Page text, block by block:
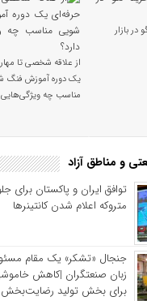
در بازار
از علاقه شخصی تا
یک دوره آموزش فنگ
مناسب چه ویژگی‌هایی
و مناطق آزاد
توافق ایران و پاکستان برای
متروکه اعلام شدن کانتینرها
جنجال «تشکر» یک مقام
زبان صنعتگران |کاهش
برای بخش تولید